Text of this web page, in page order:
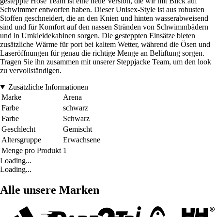
Schwimmer entworfen haben. Dieser Unisex-Style ist aus robusten
Stoffen geschneidert, die an den Knien und hinten wasserabweisend
sind und für Komfort auf den nassen Stränden von Schwimmbädern
und in Umkleidekabinen sorgen. Die gesteppten Einsätze bieten
zusätzliche Wärme für port bei kaltem Wetter, während die Ösen und
Laseröffnungen für genau die richtige Menge an Belüftung sorgen.
Tragen Sie ihn zusammen mit unserer Steppjacke Team, um den look
zu vervollständigen.
Zusätzliche Informationen
Marke
Arena
Farbe
schwarz
Farbe
Schwarz
Geschlecht
Gemischt
Altersgruppe
Erwachsene
Menge pro Produkt 1
Loading...
Loading...
Alle unsere Marken